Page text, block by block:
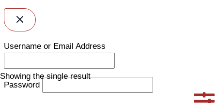
Showing the single result
Username or Email Address
Password